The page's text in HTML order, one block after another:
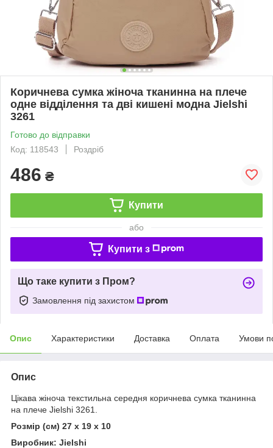
Коричнева сумка жіноча тканинна на плече
одне відділення та дві кишені модна Jielshi
3261
Готово до відправки
Код: 118543
Роздріб
486 ₴
Купити
або
Купити з
Що таке купити з Пром?
Замовлення під захистом
Опис Характеристики Доставка Оплата Умови
Опис
Цікава жіноча текстильна середня коричнева сумка тканинна
на плече Jielshi 3261.
Розмір (см) 27 x 19 x 10
Виробник: Jielshi